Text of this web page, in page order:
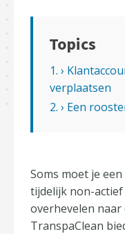
Topics
1. ›
verplaatsen
2. › Een
Soms moet je
tijdelijk non-
overhevelen naar
TranspaClean